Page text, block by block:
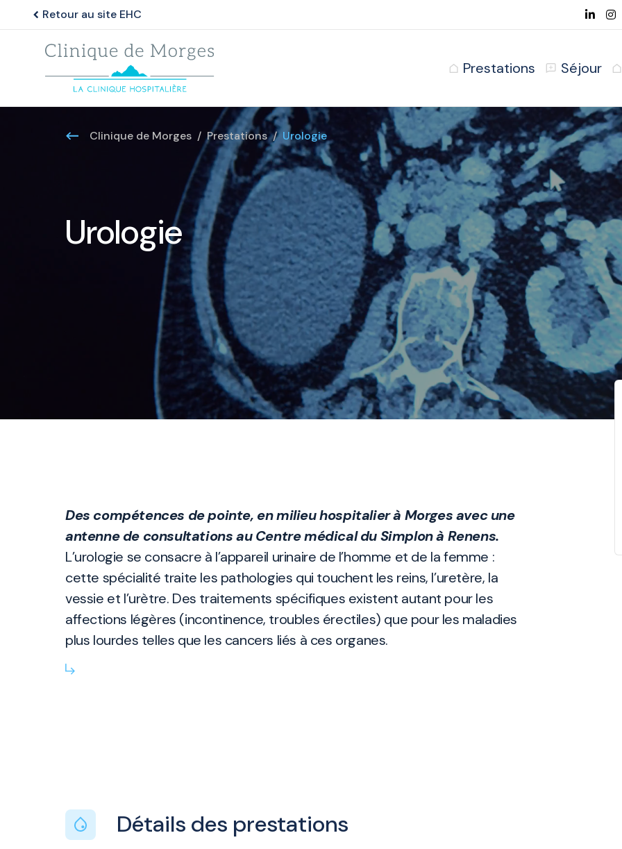
chevron_left Retour au site EHC
Prestations Séjour
Clinique de Morges Prestations Urologie
Urologie
Des compétences de pointe, en milieu hospitalier à Morges avec une
antenne de consultations au Centre médical du Simplon à Renens.
L’urologie se consacre à l’appareil urinaire de l’homme et de la femme :
cette spécialité traite les pathologies qui touchent les reins, l’uretère, la
vessie et l’urètre. Des traitements spécifiques existent autant pour les
affections légères (incontinence, troubles érectiles) que pour les maladies
plus lourdes telles que les cancers liés à ces organes.
Détails des prestations